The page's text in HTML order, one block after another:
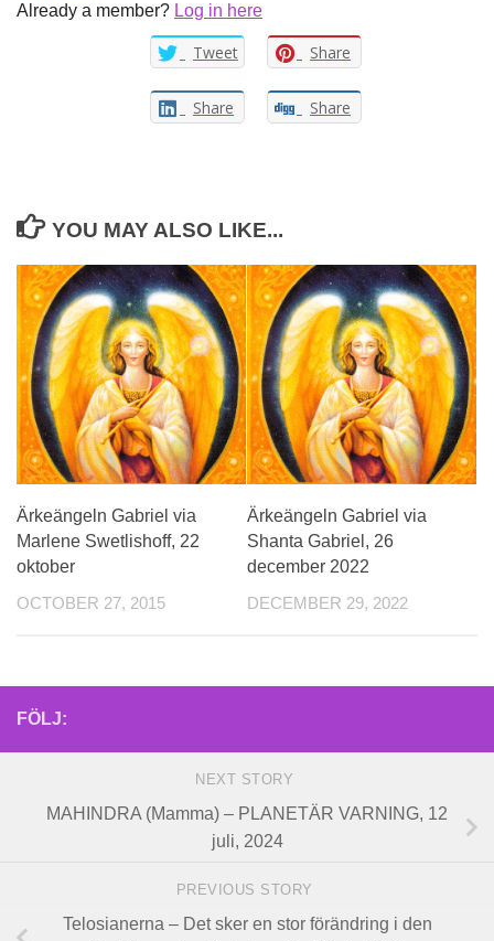
Already a member? Log in here
Tweet Share
Share Share
YOU MAY ALSO LIKE...
Ärkeängeln Gabriel via
Marlene Swetlishoff, 22
oktober
OCTOBER 27, 2015
Ärkeängeln Gabriel via
Shanta Gabriel, 26
december 2022
DECEMBER 29, 2022
FÖLJ:
NEXT STORY
MAHINDRA (Mamma) – PLANETÄR VARNING, 12
juli, 2024
PREVIOUS STORY
Telosianerna – Det sker en stor förändring i den